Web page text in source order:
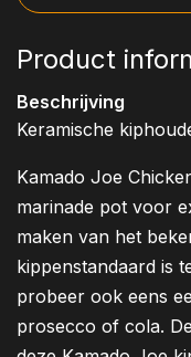
Product
Beschrijving
Keramische
Kamado Joe
marinade pot voor
maken van het
kippenstandaard is
probeer ook eens
prosecco of cola.